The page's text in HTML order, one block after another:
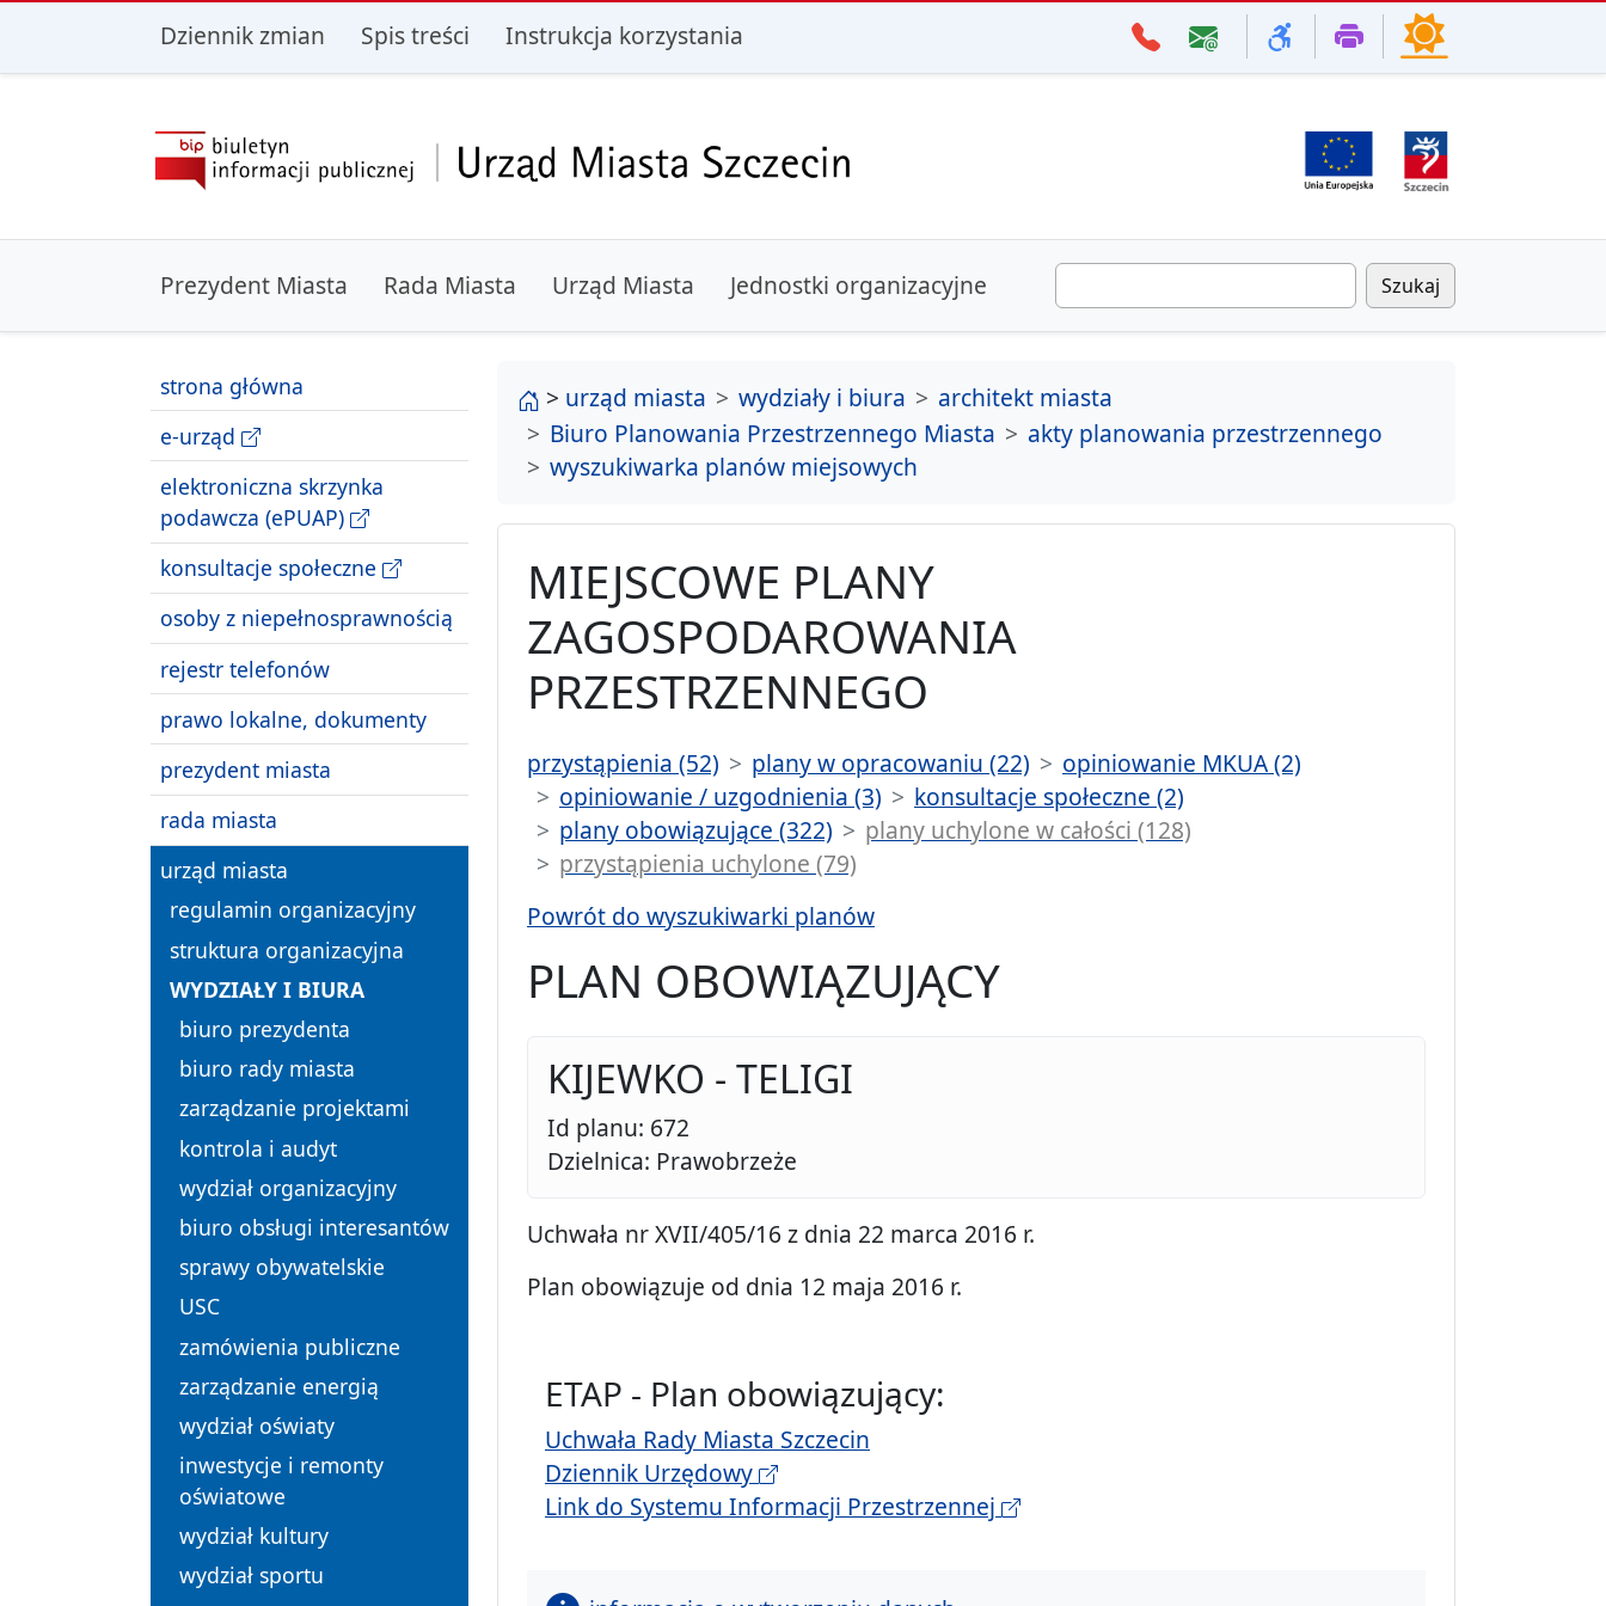
przejdź do głównego menu przejdź do treści
Dziennik zmian Spis treści Instrukcja korzystania
Prezydent Miasta Rada Miasta Urząd Miasta Jednostki organizacyjne Szukaj
strona główna
e-urząd
elektroniczna skrzynka
podawcza (ePUAP)
konsultacje społeczne
osoby z niepełnosprawnością
rejestr telefonów
prawo lokalne, dokumenty
prezydent miasta
rada miasta
urząd miasta
regulamin organizacyjny
struktura organizacyjna
WYDZIAŁY I BIURA
biuro prezydenta
biuro rady miasta
zarządzanie projektami
kontrola i audyt
wydział organizacyjny
biuro obsługi interesantów
sprawy obywatelskie
USC
zamówienia publiczne
zarządzanie energią
wydział oświaty
inwestycje i remonty
oświatowe
wydział kultury
wydział sportu
strona główna
> urząd miasta wydziały i biura
architekt miasta
Biuro Planowania Przestrzennego Miasta
akty planowania przestrzennego
wyszukiwarka planów miejsowych
MIEJSCOWE PLANY
ZAGOSPODAROWANIA
PRZESTRZENNEGO
przystąpienia (52) plany w opracowaniu (22)
opiniowanie MKUA (2)
opiniowanie / uzgodnienia (3)
konsultacje społeczne (2)
plany obowiązujące (322)
plany uchylone w całości (128)
przystąpienia uchylone (79)
Powrót do wyszukiwarki planów
PLAN OBOWIĄZUJĄCY
KIJEWKO - TELIGI
Id planu: 672
Dzielnica: Prawobrzeże
Uchwała nr XVII/405/16 z dnia 22 marca 2016 r.
Plan obowiązuje od dnia 12 maja 2016 r.
ETAP - Plan obowiązujący:
Uchwała Rady Miasta Szczecin
Dziennik Urzędowy
Link do Systemu Informacji Przestrzennej